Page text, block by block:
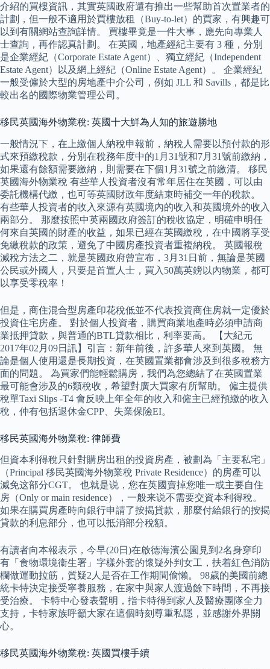
介紹的買樓資訊，其實英國政府還有推出一些幫助首次置業者的
計劃，但一般不適用於買樓放租（Buy-to-let）的買家，有興趣可
以到有關網站查詢詳情。 買樓畢竟是一件大事，應先向專業人
士查詢，再作認真計劃。 在英國，地產經紀主要有 3 種，分別
是企業經紀（Corporate Estate Agent）、獨立經紀（Independent
Estate Agent）以及網上經紀（Online Estate Agent）。 企業經紀
一般受僱於大型的房地產中介公司，例如 JLL 和 Savills，都是比
較出名的國際物業管理公司。
移民英國海外物業稅: 英國十大鮮為人知的旅遊勝地
一般情況下，在上繳個人納稅申報前，納稅人需要以預付款的形
式來預繳稅款，分別在稅務年度中的1月31號和7月31號前繳納，
如果還有餘額需要繳納，則需要在下個1月31號之前繳清。 移民
英國海外物業稅 有些華人投資者沒有常年居住在英國，可以由
委託機構代繳，也可等英國財政年度結束時補交一年的稅款。
有些華人投資者的收入來源有英國境內的收入和英國境外的收入
兩部分。 那麼按照中英兩國政府簽訂的稅收協定，明確申明任
何來自英國的財產的收益，如果已經在英國繳稅，在中國將享受
免繳稅款的政策，避免了中國房產投資者重複納稅。 英國報稅
減稅方法之二，就是英國政府曾宣布，3月31日前，無論是英國
公民或外國人，只要是首置人士，買入50萬英鎊以內物業，都可
以享受零稅率！
但是，商住混合型房產印花稅低並不代表投資商住房就一定優於
投資住宅房產。 對於個人投資者，購買商業地產時必須申請商
業抵押貸款，與普通的BTL貸款相比，利率要高。 【大紀元
2017年02月09日訊】引言：新年前後，許多華人來到英國。 無
論是個人使用還是長期投資，在英國置業都會涉及到很多稅務方
面的問題。 為買家們能輕鬆購房，我們為您總結了在英國置業
最可能會涉及的6類稅收，希望對廣大買家有所幫助。 僱主提供
稅單Taxi Slips -T4 會反映上年全年的收入和僱主已經預繳的收入
稅，仲有包括退休金CPP、失業保險EI。
移民英國海外物業稅: 律師費
但資本利得稅只針對購房出租的投資房產，被劃為「主要私宅」
（Principal 移民英國海外物業稅 Private Residence）的房產可以
減免这部分CGT。 也就是说，您在英國賣掉您唯一或主要自住
房（Only or main residence），一般来说不需要交資本利得稅。
如果在購買房產時向銀行申請了按揭貸款，那麼付給銀行的按揭
貸款的利息部分，也可以抵消部分稅額。
有讀者向本報表示，今早(20日)在啟德海濱公園見到2名身穿印
有「食物環境衞生署」字樣外套的懷疑外判女工，扶着紅色消防
欄做運動拉筋，質疑2人是否在工作期間偷懶。 98歲的美國前總
統卡特決定接受寧養服務，在家中與家人渡過餘下時間，不再接
受治療。 卡特中心發表聲明，指卡特得到家人及醫療團隊全力
支持，卡特家族呼籲大家在這個時刻尊重私隱，並感謝外界關
心。
移民英國海外物業稅: 英國買樓手續